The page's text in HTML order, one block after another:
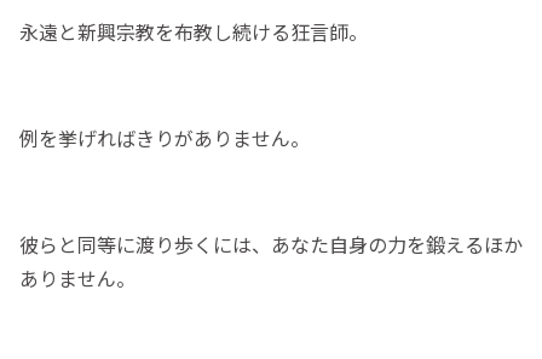
永遠と新興宗教を布教し続ける狂言師。
例を挙げればきりがありません。
彼らと同等に渡り歩くには、あなた自身の力を鍛えるほか
ありません。